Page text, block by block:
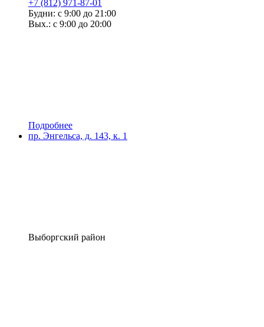
+7 (812) 971-87-01
Будни: с 9:00 до 21:00
Вых.: с 9:00 до 20:00
Подробнее
пр. Энгельса, д. 143, к. 1
Выборгский район